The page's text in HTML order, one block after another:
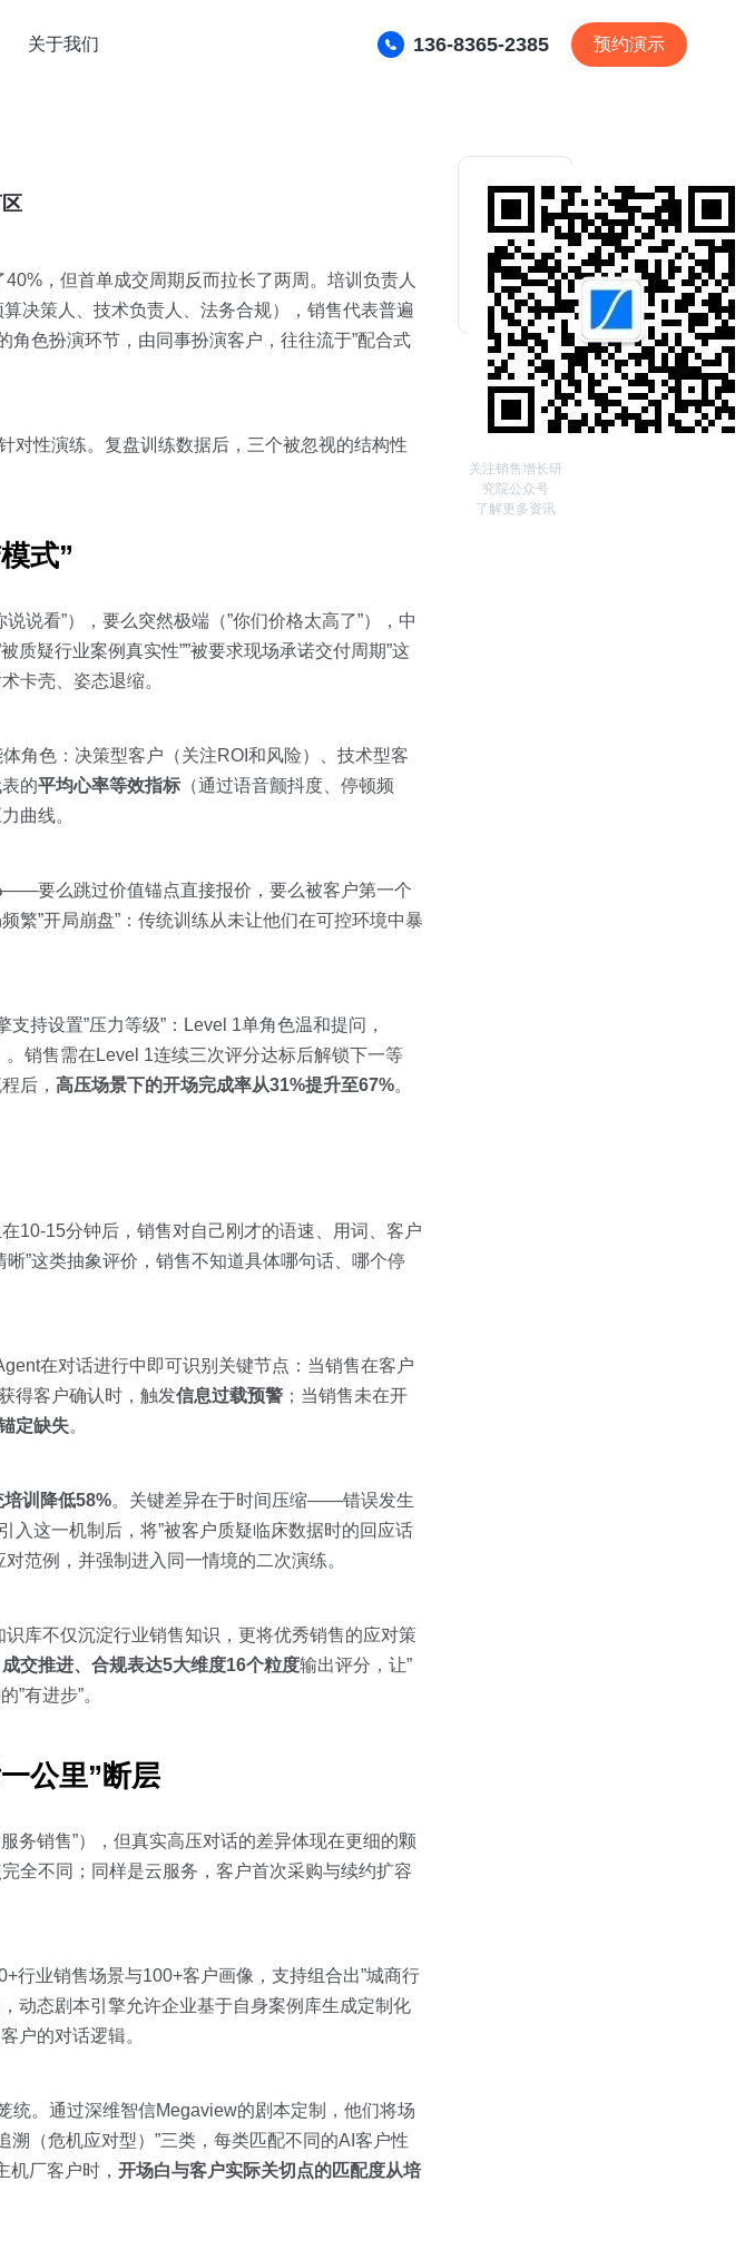
关于我们 136-8365-2385 预约演示
，但首单成交周期反而拉长了两周。培训负责人
决策人、技术负责人、法务合规），销售代表普遍
角色扮演环节，由同事扮演客户，往往流于”配合式
对性演练。复盘训练数据后，三个被忽视的结构性
式”
说看”），要么突然极端（”你们价格太高了”），中
质疑行业案例真实性””被要求现场承诺交付周期”这
卡壳、姿态退缩。
角色：决策型客户（关注ROI和风险）、技术型客
的平均心率等效指标 （通过语音颤抖度、停顿频
曲线。
——要么跳过价值锚点直接报价，要么被客户第一个
繁”开局崩盘”：传统训练从未让他们在可控环境中暴
持设置”压力等级”：Level 1单角色温和提问，
销售需在Level 1连续三次评分达标后解锁下一等
后， 高压场景下的开场完成率从31%提升至67%。
10-15分钟后，销售对自己刚才的语速、用词、客户
”这类抽象评价，销售不知道具体哪句话、哪个停
在对话进行中即可识别关键节点：当销售在客户
得客户确认时，触发信息过载预警 ；当销售未在开
定缺失。
训降低58%。关键差异在于时间压缩——错误发生
入这一机制后，将”被客户质疑临床数据时的回应话
范例，并强制进入同一情境的二次演练。
库不仅沉淀行业销售知识，更将优秀销售的应对策
交推进、合规表达5大维度16个粒度输出评分，让”
有进步”。
公里”断层
务销售”），但真实高压对话的差异体现在更细的颗
全不同；同样是云服务，客户首次采购与续约扩容
行业销售场景与100+客户画像，支持组合出”城商行
动态剧本引擎允许企业基于自身案例库生成定制化
户的对话逻辑。
统。通过深维智信Megaview的剧本定制，他们将场
溯（危机应对型）”三类，每类匹配不同的AI客户性
厂客户时， 开场白与客户实际关切点的匹配度从培
关注销售增长研
究院公众号
了解更多资讯